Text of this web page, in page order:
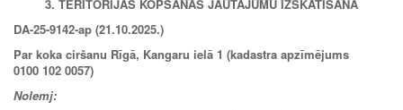
3. TERITORIJAS KOPŠANAS JAUTĀJUMU IZSKATĪŠANA
DA-25-9142-ap (21.10.2025.)
Par koka ciršanu Rīgā, Kangaru ielā 1 (kadastra apzīmējums
0100 102 0057)
Nolemj: